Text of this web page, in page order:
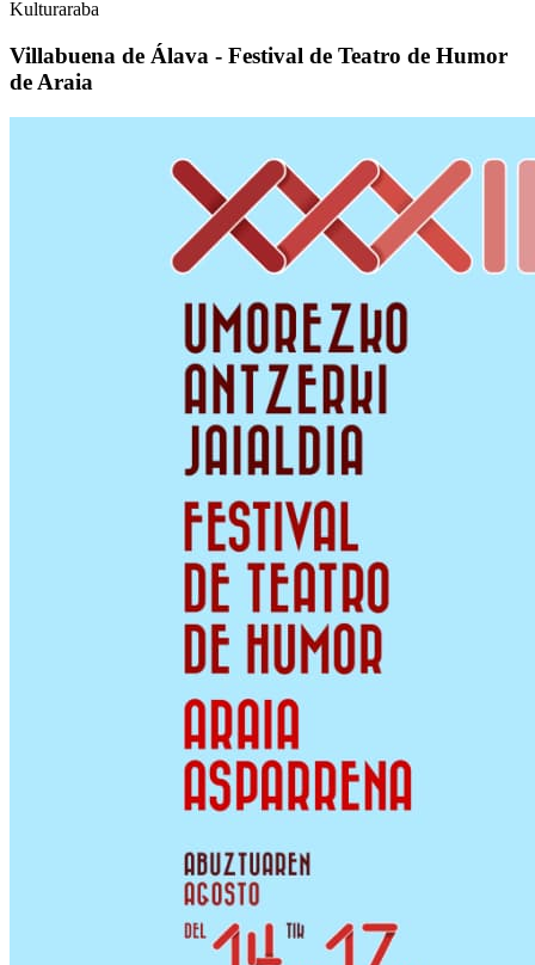
Kulturaraba
Villabuena de Álava - Festival de Teatro de Humor
de Araia